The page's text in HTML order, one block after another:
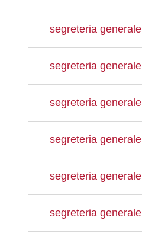
segreteria generale
segreteria generale
segreteria generale
segreteria generale
segreteria generale
segreteria generale